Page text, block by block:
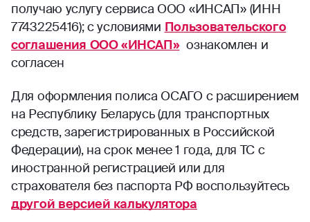
получаю услугу сервиса ООО «ИНСАП» (ИНН
7743225416); с условиями Пользовательского
соглашения ООО «ИНСАП» ознакомлен и
согласен
Для оформления полиса ОСАГО с расширением
на Республику Беларусь (для транспортных
средств, зарегистрированных в Российской
Федерации), на срок менее 1 года, для ТС с
иностранной регистрацией или для
страхователя без паспорта РФ воспользуйтесь
другой версией калькулятора